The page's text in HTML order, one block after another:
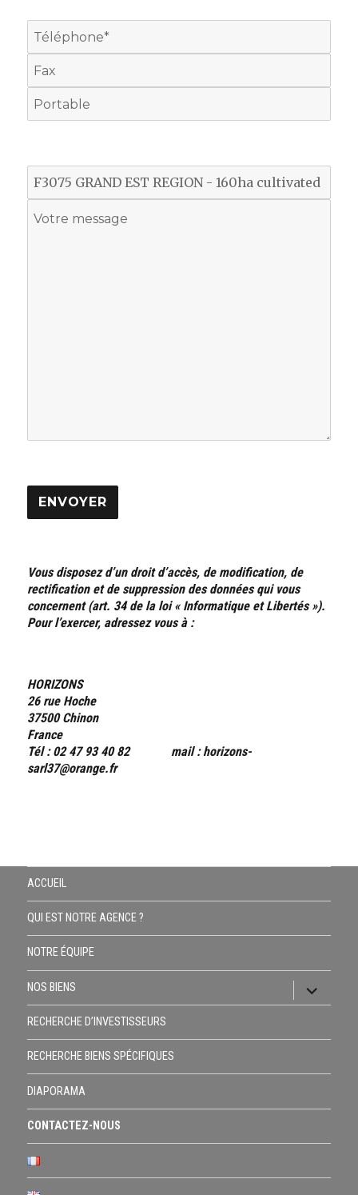
Vous disposez d’un droit d’accès, de modification, de
rectification et de suppression des données qui vous
concernent (art. 34 de la loi « Informatique et Libertés »).
Pour l’exercer, adressez vous à :
HORIZONS
26 rue Hoche
37500 Chinon
France
Tél : 02 47 93 40 82 mail : horizons-
sarl37@orange.fr
ACCUEIL
QUI EST NOTRE AGENCE ?
NOTRE ÉQUIPE
NOS BIENS
ouvrir
le
RECHERCHE D’INVESTISSEURS
RECHERCHE BIENS SPÉCIFIQUES
DIAPORAMA
CONTACTEZ-NOUS